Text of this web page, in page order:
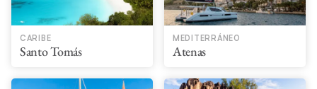
CARIBE
Santo Tomás
MEDITERRÁNEO
Atenas